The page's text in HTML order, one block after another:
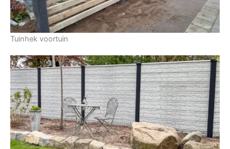
Tuinhek voortuin